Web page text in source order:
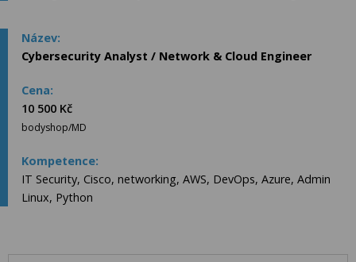
Cybersecurity Analyst / Network & Cloud Engineer
10 500 Kč
bodyshop/MD
IT Security, Cisco, networking, AWS, DevOps, Azure, Admin
Linux, Python